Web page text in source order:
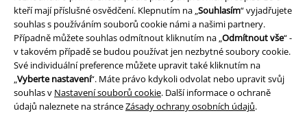
kteří mají příslušné osvědčení. Klepnutím na „Souhlasím“ vyjadřujete
souhlas s používáním souborů cookie námi a našimi partnery.
Případně můžete souhlas odmítnout kliknutím na „Odmítnout vše“ -
v takovém případě se budou používat jen nezbytné soubory cookie.
Své individuální preference můžete upravit také kliknutím na
„Vyberte nastavení“. Máte právo kdykoli odvolat nebo upravit svůj
souhlas v Nastavení souborů cookie. Další informace o ochraně
údajů naleznete na stránceZásady ochrany osobních údajů.
Prohlášení o shodě
Informace o přístupnosti
Nastavení souborů cookie